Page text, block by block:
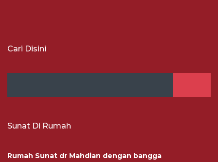
Cari Disini
Sunat Di Rumah
Rumah Sunat dr Mahdian dengan bangga